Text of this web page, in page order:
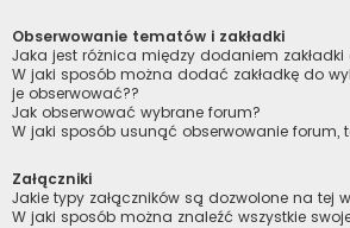
Obserwowanie tematów i zakładki
Jaka jest różnica między dodaniem
W jaki sposób można dodać zakładkę do
je obserwować??
Jak obserwować wybrane forum?
W jaki sposób usunąć obserwowanie forum,
Załączniki
Jakie typy załączników są dozwolone na tej
W jaki sposób można znaleźć wszystkie